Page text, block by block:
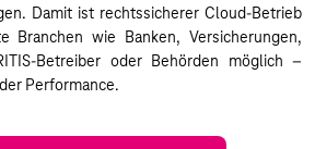
Damit ist rechtssicherer Cloud-Betrieb
Branchen wie Banken, Versicherungen,
Betreiber oder Behörden möglich –
Performance.